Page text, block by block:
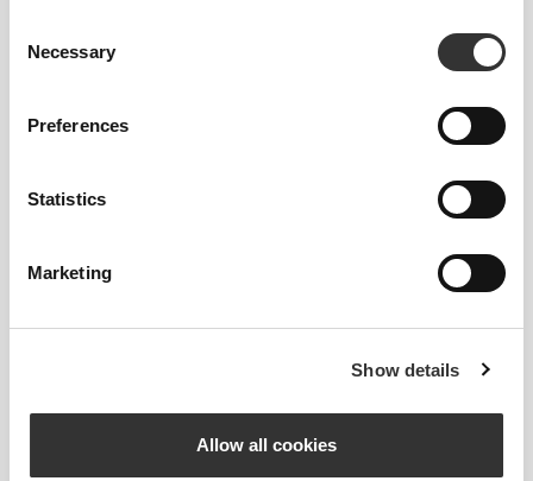
Selection
Necessary
Preferences
Statistics
Marketing
Show details
Allow all cookies
Informacje i pielęgnacja